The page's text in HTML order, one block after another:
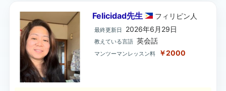
Felicidad先生 フィリピン 人
最終更新日 2026年6月29日
教えている言語 英会話
マンツーマンレッスン料 ￥2000